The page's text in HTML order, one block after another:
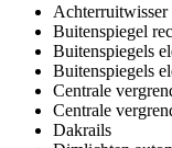
Achterruitwisser
Buitenspiegel
Buitenspiegels
Buitenspiegels
Centrale
Centrale
Dakrails